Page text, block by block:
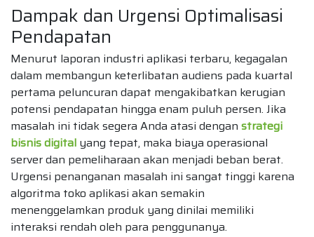
Dampak dan Urgensi Optimalisasi
Pendapatan
Menurut laporan industri aplikasi terbaru, kegagalan
dalam membangun keterlibatan audiens pada kuartal
pertama peluncuran dapat mengakibatkan kerugian
potensi pendapatan hingga enam puluh persen. Jika
masalah ini tidak segera Anda atasi dengan strategi
bisnis digital yang tepat, maka biaya operasional
server dan pemeliharaan akan menjadi beban berat.
Urgensi penanganan masalah ini sangat tinggi karena
algoritma toko aplikasi akan semakin
menenggelamkan produk yang dinilai memiliki
interaksi rendah oleh para penggunanya.